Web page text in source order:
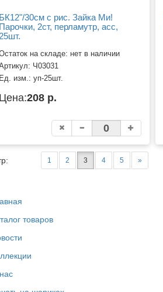
БК12"/30см с рис. Зайка Ми!
Парочки, 2ст, перламутр, асс,
25шт.
на складе: нет в наличии
Ч03031
Ед. изм.: уп-25шт.
Цена:208 р.
1 2 3 4 5 »
товаров